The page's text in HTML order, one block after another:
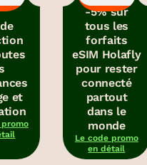
et
-5% sur
tous les
forfaits
eSIM Holafly
pour rester
connecté
partout
dans le
monde
Le code promo
en détail